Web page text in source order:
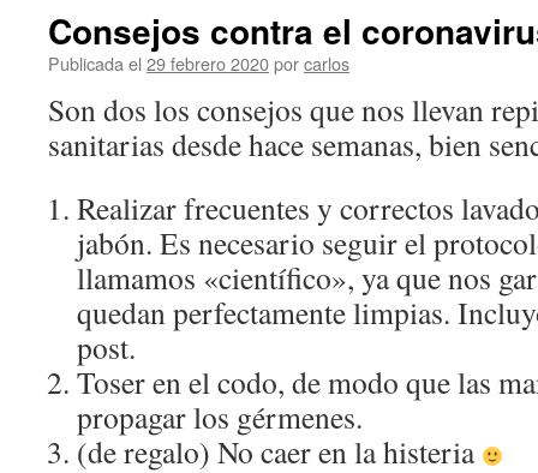
Consejos contra el
Publicada el 29 febrero 2020porcarlos
Son dos los consejos que nos llevan
sanitarias desde hace semanas, bien
Realizar frecuentes y correctos
jabón. Es necesario seguir el
llamamos «científico», ya que nos
quedan perfectamente limpias.
post.
Toser en el codo, de modo que las
propagar los gérmenes.
(de regalo) No caer en la histeria